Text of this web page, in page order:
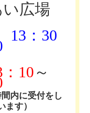
広場
13：30
：10～
内に受付をし
ます）